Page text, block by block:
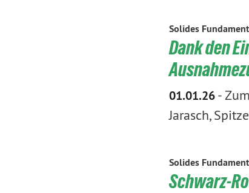
Solides
Dank den
01.01.26-
Jarasch,
Solides
Schwarz-